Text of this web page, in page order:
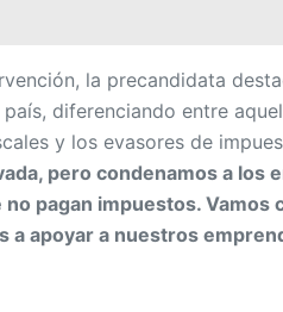
la precandidata
diferenciando entre
y los evasores de
pero condenamos a los
pagan impuestos. Vamos
a apoyar a nuestros